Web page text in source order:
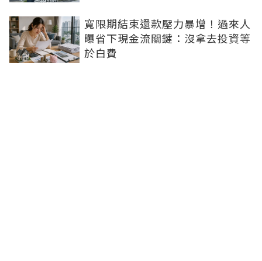
寬限期結束還款壓力暴增！過來人
曝省下現金流關鍵：沒拿去投資等
於白費